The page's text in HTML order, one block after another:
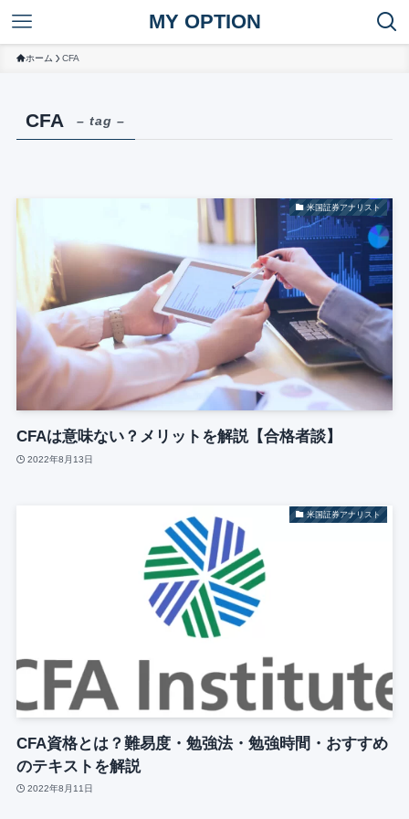
MY OPTION
ホーム CFA
CFA – tag –
米国証券アナリスト
CFAは意味ない？メリットを解説【合格者談】
2022年8月13日
米国証券アナリスト
CFA資格とは？難易度・勉強法・勉強時間・おすすめ
のテキストを解説
2022年8月11日